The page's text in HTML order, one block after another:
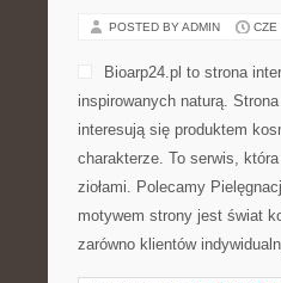
POSTED BY ADMIN CZE
Bioarp24.pl to strona
inspirowanych naturą.
interesują się produktem
charakterze. To serwis,
ziołami. Polecamy
motywem strony jest świat
zarówno klientów